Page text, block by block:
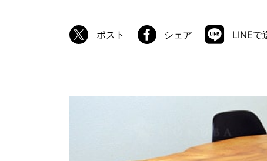
加工技術
ポスト シェア LINEで